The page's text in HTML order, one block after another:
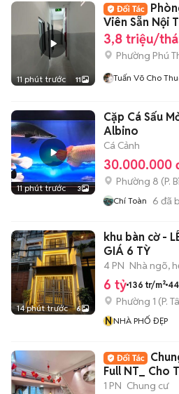
11 phút trước 11
Viên Sẵn Nội
ĐH VUH
3,8 triệu/
Phường Phú
Tuấn Võ Cho
11 phút trước 3
Cặp Cá Sấu
Albino
Cá Cảnh
30.000.000
Phường 8 (P.
Chí Toàn 6 đã
14 phút trước 6
khu bàn cờ -
GIÁ 6 TỲ
4 PN Nhà ngõ,
6 tỷ 136 tr/m²
Phường 1 (P.
NNHÀ PHỐ ĐẸP
Full NT_ Cho
BThanh
1 PN Chung cư